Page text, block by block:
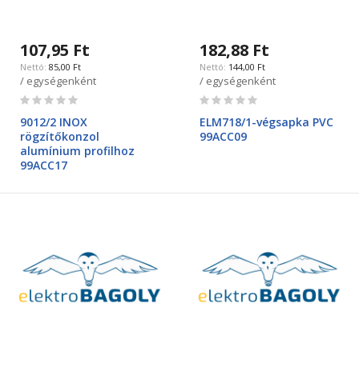
107,95 Ft
85,00 Ft
/ egységenként
Rating:
9012/2 INOX
rögzítőkonzol
alumínium profilhoz
99ACC17
182,88 Ft
144,00 Ft
/ egységenként
Rating:
ELM718/1-végsapka PVC
99ACC09